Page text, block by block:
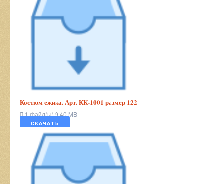
Костюм ежика. Арт. КК-1001 размер 122
1 файл(ы)9.40 MB
СКАЧАТЬ